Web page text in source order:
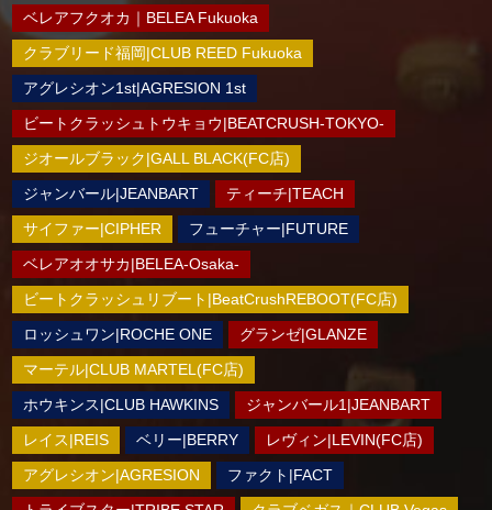
ベレアフクオカ｜BELEA Fukuoka
クラブリード福岡|CLUB REED Fukuoka
アグレシオン1st|AGRESION 1st
ビートクラッシュトウキョウ|BEATCRUSH-TOKYO-
ジオールブラック|GALL BLACK(FC店)
ジャンバール|JEANBART
ティーチ|TEACH
サイファー|CIPHER
フューチャー|FUTURE
ベレアオオサカ|BELEA-Osaka-
ビートクラッシュリブート|BeatCrushREBOOT(FC店)
ロッシュワン|ROCHE ONE
グランゼ|GLANZE
マーテル|CLUB MARTEL(FC店)
ホウキンス|CLUB HAWKINS
ジャンバール1|JEANBART
レイス|REIS
ベリー|BERRY
レヴィン|LEVIN(FC店)
アグレシオン|AGRESION
ファクト|FACT